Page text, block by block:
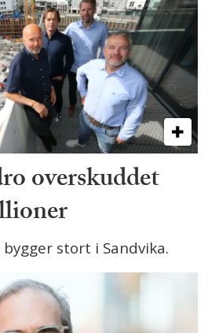
overskuddet
stort i Sandvika.